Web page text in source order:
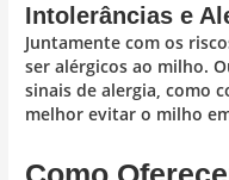
Intolerâncias e
Juntamente com os
ser alérgicos ao milho.
sinais de alergia, como
melhor evitar o milho